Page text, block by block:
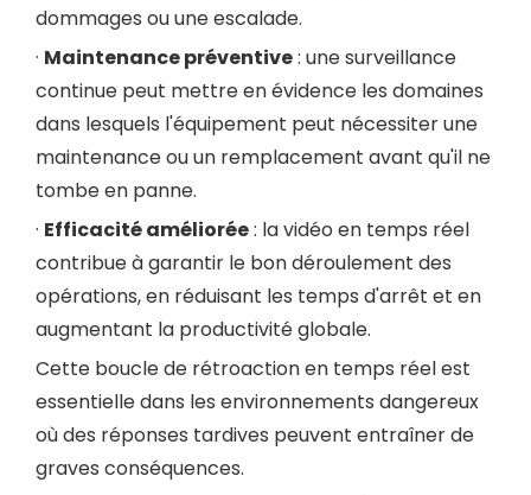
dommages ou une escalade.
· Maintenance préventive: une surveillance
continue peut mettre en évidence les domaines
dans lesquels l'équipement peut nécessiter une
maintenance ou un remplacement avant qu'il ne
tombe en panne.
· Efficacité améliorée: la vidéo en temps réel
contribue à garantir le bon déroulement des
opérations, en réduisant les temps d'arrêt et en
augmentant la productivité globale.
Cette boucle de rétroaction en temps réel est
essentielle dans les environnements dangereux
où des réponses tardives peuvent entraîner de
graves conséquences.